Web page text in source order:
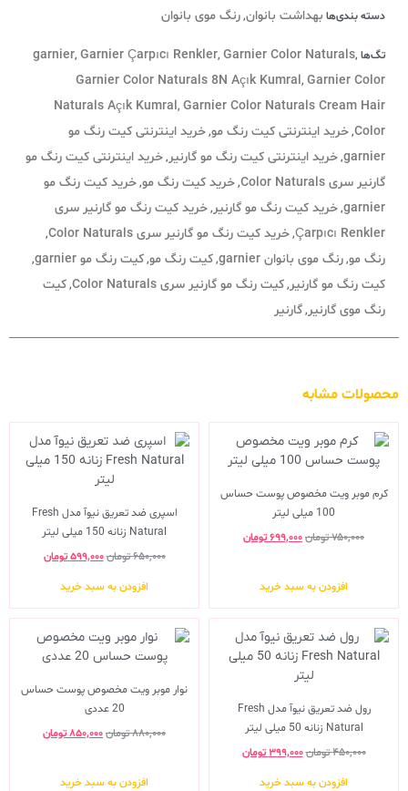
دسته بندی‌ها بهداشت بانوان,رنگ موی بانوان
تگ‌ها garnier, Garnier Çarpıcı Renkler, Garnier Color Naturals,
Garnier Color Naturals 8N Açık Kumral, Garnier Color
Naturals Açık Kumral, Garnier Color Naturals Cream Hair
Color
,خرید اینترنتی کیت رنگ مو,خرید اینترنتی کیت رنگ مو
garnier
,خرید اینترنتی کیت رنگ مو گارنیر ,خرید اینترنتی کیت رنگ مو
گارنیر سری Color Naturals
,خرید کیت رنگ مو,خرید کیت رنگ مو
garnier
,خرید کیت رنگ مو گارنیر ,خرید کیت رنگ مو گارنیر سری
Çarpıcı Renkler
,خرید کیت رنگ مو گارنیر سری Color Naturals ,
رنگ مو,رنگ موی بانوان garnier ,کیت رنگ مو,کیت رنگ مو garnier ,
کیت رنگ مو گارنیر ,کیت رنگ مو گارنیر سری Color Naturals ,کیت
رنگ موی گارنیر ,گارنیر
محصولات مشابه
کرم موبر ویت مخصوص پوست حساس
100 میلی لیتر
۷۵۰,۰۰۰تومان۶۹۹,۰۰۰تومان
افزودن به سبد خرید
اسپری ضد تعریق نیوآ مدل Fresh
Natural زنانه 150 میلی لیتر
۶۵۰,۰۰۰تومان۵۹۹,۰۰۰ تومان
افزودن به سبد خرید
رول ضد تعریق نیوآ مدل Fresh
Natural زنانه 50 میلی لیتر
۴۵۰,۰۰۰تومان۳۹۹,۰۰۰ تومان
افزودن به سبد خرید
نوار موبر ویت مخصوص پوست حساس
20 عددی
۸۸۰,۰۰۰تومان۸۵۰,۰۰۰تومان
افزودن به سبد خرید